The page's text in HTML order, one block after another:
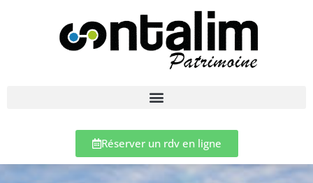
Réserver un rdv en ligne